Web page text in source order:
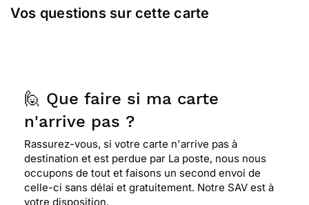
Vos questions sur cette carte
🙋 Que faire si ma carte
n'arrive pas ?
Rassurez-vous, si votre carte n'arrive pas à
destination et est perdue par La poste, nous nous
occupons de tout et faisons un second envoi de
celle-ci sans délai et gratuitement. Notre SAV est à
votre disposition.